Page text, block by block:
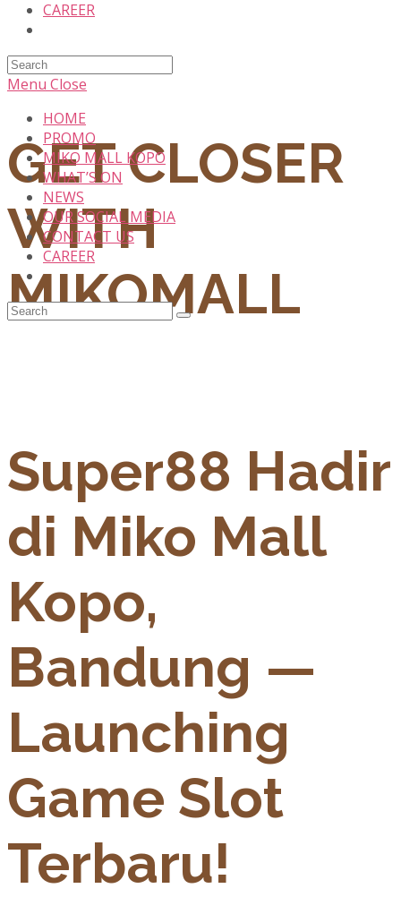
CAREER
Search
this
Menu Close
HOME
PROMO
MIKO MALL KOPO
WHAT’S ON
NEWS
OUR SOCIAL MEDIA
CONTACT US
CAREER
GET CLOSER
WITH
MIKOMALL
Super88 Hadir
di Miko Mall
Kopo,
Bandung —
Launching
Game Slot
Terbaru!